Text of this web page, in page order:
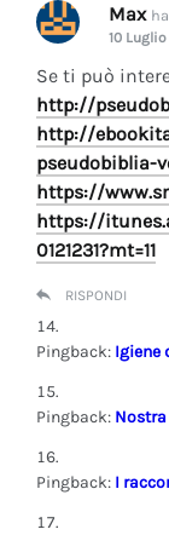
Max
10 Luglio
Se ti può
http://
http://
pseudobiblia-
https://
https://
0121231?mt=11
RISPONDI
Pingback: Igiene
Pingback:
Pingback: I